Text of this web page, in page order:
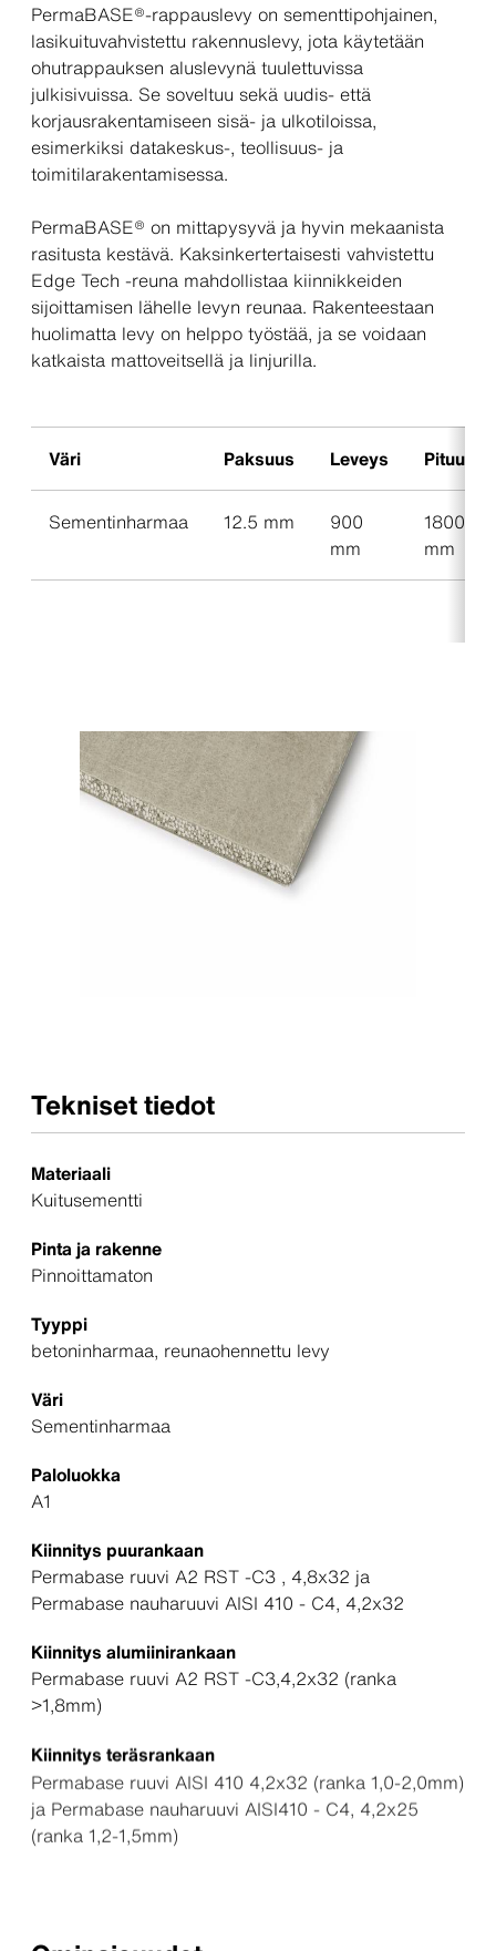
PermaBASE®-rappauslevy on sementtipohjainen,
lasikuituvahvistettu rakennuslevy, jota käytetään
ohutrappauksen aluslevynä tuulettuvissa
julkisivuissa. Se soveltuu sekä uudis- että
korjausrakentamiseen sisä- ja ulkotiloissa,
esimerkiksi datakeskus-, teollisuus- ja
toimitilarakentamisessa.
PermaBASE® on mittapysyvä ja hyvin mekaanista
rasitusta kestävä. Kaksinkertertaisesti vahvistettu
Edge Tech -reuna mahdollistaa kiinnikkeiden
sijoittamisen lähelle levyn reunaa. Rakenteestaan
huolimatta levy on helppo työstää, ja se voidaan
katkaista mattoveitsellä ja linjurilla.
Väri Paksuus Leveys Pituus
Sementinharmaa 12.5 mm
900
mm
1800
mm
Tekniset tiedot
Materiaali
Kuitusementti
Pinta ja rakenne
Pinnoittamaton
Tyyppi
betoninharmaa, reunaohennettu levy
Väri
Sementinharmaa
Paloluokka
A1
Kiinnitys puurankaan
Permabase ruuvi A2 RST -C3 , 4,8x32 ja
Permabase nauharuuvi AISI 410 - C4, 4,2x32
Kiinnitys alumiinirankaan
Permabase ruuvi A2 RST -C3,4,2x32 (ranka
>1,8mm)
Kiinnitys teräsrankaan
Permabase ruuvi AISI 410 4,2x32 (ranka 1,0-2,0mm)
ja Permabase nauharuuvi AISI410 - C4, 4,2x25
(ranka 1,2-1,5mm)